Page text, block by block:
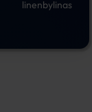
linenbylinas